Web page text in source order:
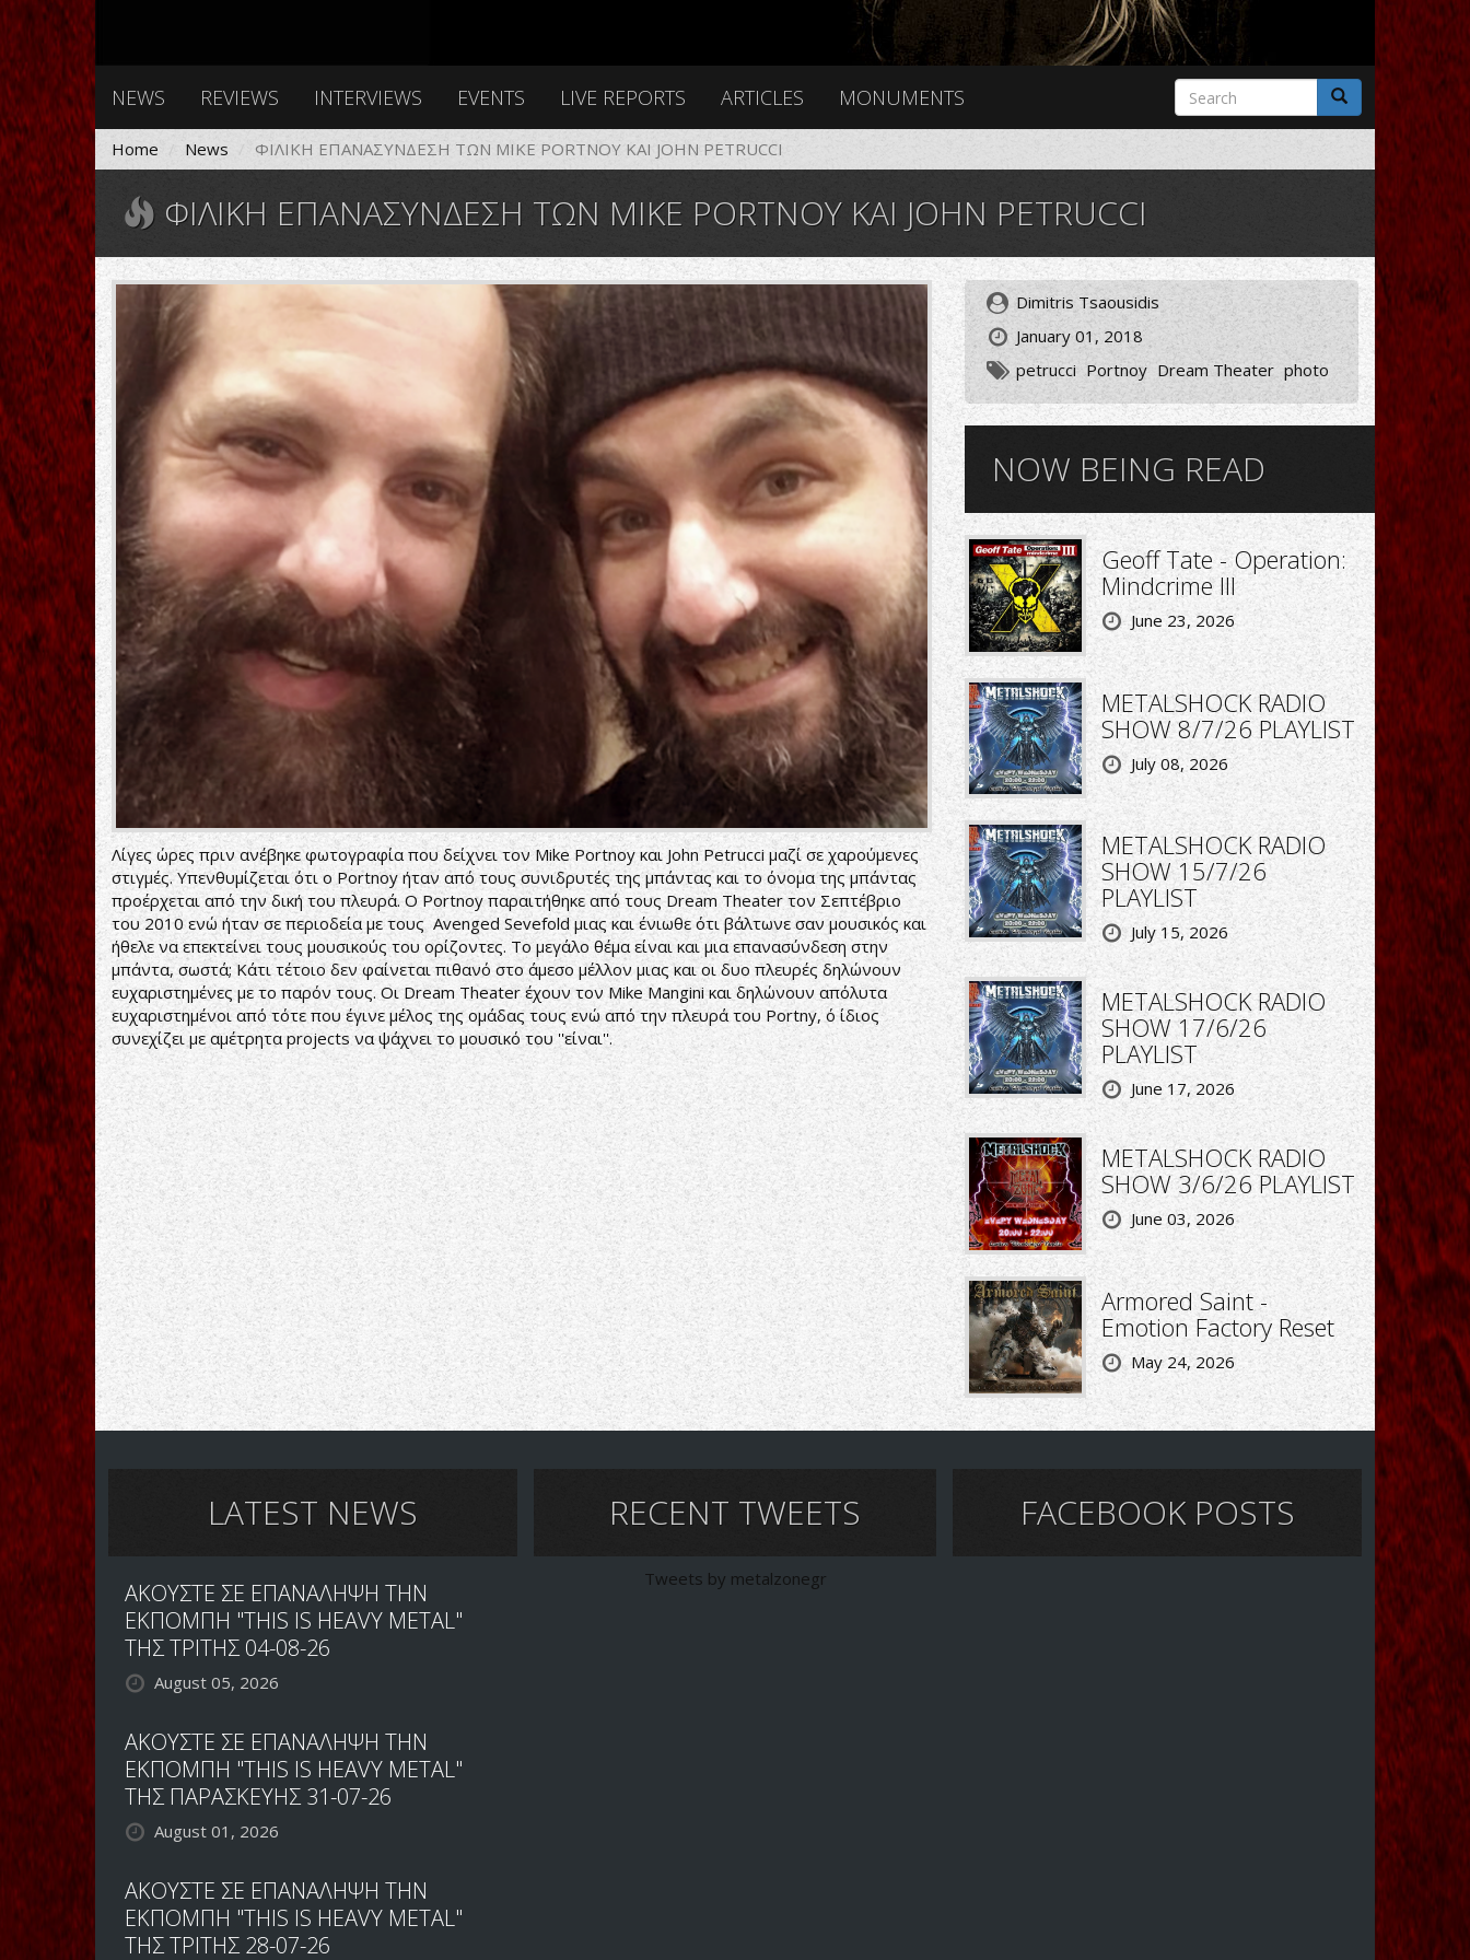
NEWS REVIEWS INTERVIEWS EVENTS LIVE REPORTS ARTICLES MONUMENTS
Search
form
Search
Home News ΦΙΛΙΚΗ ΕΠΑΝΑΣΥΝΔΕΣΗ ΤΩΝ MIKE PORTNOY ΚΑΙ JOHN PETRUCCI
ΦΙΛΙΚΗ ΕΠΑΝΑΣΥΝΔΕΣΗ ΤΩΝ MIKE PORTNOY ΚΑΙ JOHN PETRUCCI
johnpetruccimikeportnoy2018_638.png
Λίγες ώρες πριν ανέβηκε φωτογραφία που δείχνει τον Mike Portnoy και John Petrucci μαζί σε χαρούμενες
στιγμές. Υπενθυμίζεται ότι ο Portnoy ήταν από τους συνιδρυτές της μπάντας και το όνομα της μπάντας
προέρχεται από την δική του πλευρά. Ο Portnoy παραιτήθηκε από τους Dream Theater τον Σεπτέβριο
του 2010 ενώ ήταν σε περιοδεία με τους Avenged Sevefold μιας και ένιωθε ότι βάλτωνε σαν μουσικός και
ήθελε να επεκτείνει τους μουσικούς του ορίζοντες. Το μεγάλο θέμα είναι και μια επανασύνδεση στην
μπάντα, σωστά; Κάτι τέτοιο δεν φαίνεται πιθανό στο άμεσο μέλλον μιας και οι δυο πλευρές δηλώνουν
ευχαριστημένες με το παρόν τους. Οι Dream Theater έχουν τον Mike Mangini και δηλώνουν απόλυτα
ευχαριστημένοι από τότε που έγινε μέλος της ομάδας τους ενώ από την πλευρά του Portny, ό ίδιος
συνεχίζει με αμέτρητα projects να ψάχνει το μουσικό του ''είναι''.
Dimitris Tsaousidis
January 01, 2018
petrucci Portnoy Dream Theater photo
NOW BEING READ
Geoff Tate - Operation:
Mindcrime III
June 23, 2026
METALSHOCK RADIO
SHOW 8/7/26 PLAYLIST
July 08, 2026
METALSHOCK RADIO
SHOW 15/7/26
PLAYLIST
July 15, 2026
METALSHOCK RADIO
SHOW 17/6/26
PLAYLIST
June 17, 2026
METALSHOCK RADIO
SHOW 3/6/26 PLAYLIST
June 03, 2026
Armored Saint -
Emotion Factory Reset
May 24, 2026
LATEST NEWS
ΑΚΟΥΣΤΕ ΣΕ ΕΠΑΝΑΛΗΨΗ ΤΗΝ
ΕΚΠΟΜΠΗ "THIS IS HEAVY METAL"
ΤΗΣ ΤΡΙΤΗΣ 04-08-26
August 05, 2026
ΑΚΟΥΣΤΕ ΣΕ ΕΠΑΝΑΛΗΨΗ ΤΗΝ
ΕΚΠΟΜΠΗ "THIS IS HEAVY METAL"
ΤΗΣ ΠΑΡΑΣΚΕΥΗΣ 31-07-26
August 01, 2026
ΑΚΟΥΣΤΕ ΣΕ ΕΠΑΝΑΛΗΨΗ ΤΗΝ
ΕΚΠΟΜΠΗ "THIS IS HEAVY METAL"
ΤΗΣ ΤΡΙΤΗΣ 28-07-26
RECENT TWEETS
Tweets by metalzonegr
FACEBOOK POSTS